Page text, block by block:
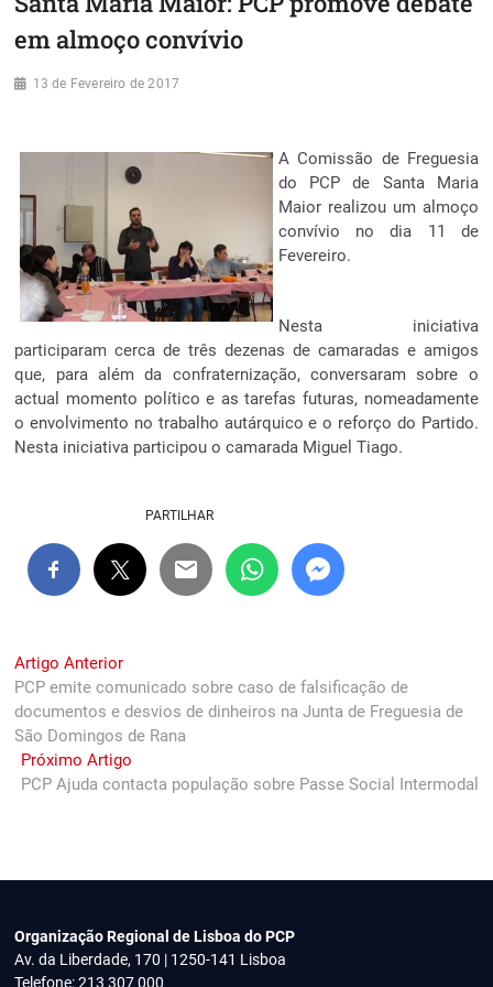
em almoço convívio
13 de Fevereiro de 2017
A Comissão de Freguesia
do PCP de Santa Maria
Maior realizou um almoço
convívio no dia 11 de
Fevereiro.
Nesta iniciativa
participaram cerca de três dezenas de camaradas e amigos
que, para além da confraternização, conversaram sobre o
actual momento político e as tarefas futuras, nomeadamente
o envolvimento no trabalho autárquico e o reforço do Partido.
Nesta iniciativa participou o camarada Miguel Tiago.
PARTILHAR
Navegação
de
artigos
Artigo AnteriorPrevious
post:
PCP emite comunicado sobre caso de falsificação de
documentos e desvios de dinheiros na Junta de Freguesia de
São Domingos de Rana
Próximo ArtigoNext
post:
PCP Ajuda contacta população sobre Passe Social Intermodal
Organização Regional de Lisboa do PCP
Av. da Liberdade, 170 | 1250-141 Lisboa
Telefone: 213 307 000